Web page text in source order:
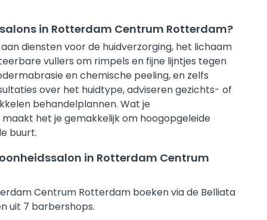
in Rotterdam Centrum Rotterdam?
diensten voor de huidverzorging, het lichaam
vullers om rimpels en fijne lijntjes tegen
en chemische peeling, en zelfs
over het huidtype, adviseren gezichts- of
behandelplannen. Wat je
het je gemakkelijk om hoogopgeleide
buurt.
in Rotterdam Centrum
Centrum Rotterdam boeken via de Belliata
uit 7 barbershops.